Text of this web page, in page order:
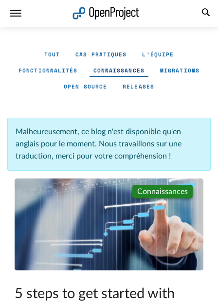
TOUT CAS PRATIQUES L'ÉQUIPE
FONCTIONNALITÉS CONNAISSANCES MIGRATIONS
OPEN SOURCE RELEASES
Malheureusement, ce blog n'est disponible qu'en
anglais pour le moment. Nous travaillons sur une
traduction, merci pour votre compréhension !
Connaissances
5 steps to get started with
Ouvrir le lien dans un nouvel onglet